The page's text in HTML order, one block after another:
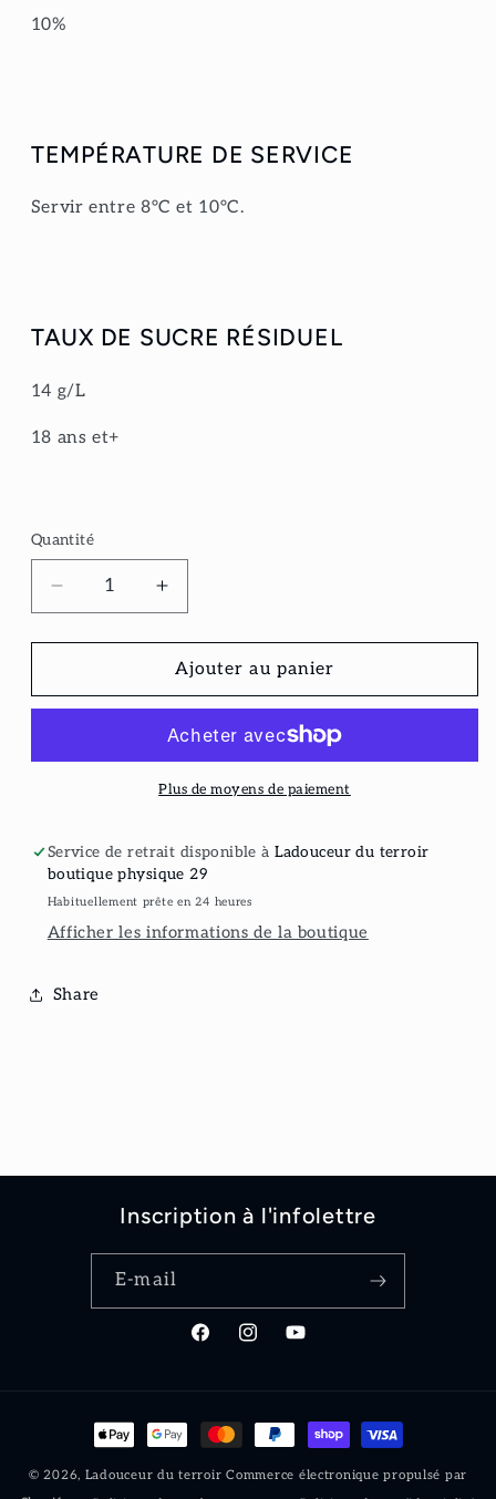
10%
TEMPÉRATURE DE SERVICE
Servir entre 8°C et 10°C.
TAUX DE SUCRE RÉSIDUEL
14 g/L
18 ans et+
Quantité
Réduire
la
quantité
Vin
Les
Augmenter
la
quantité
de
Vin
Monde
Les
Bulles
Ajouter au panier
Plus de moyens de paiement
Service de retrait disponible àLadouceur du terroir
boutique physique 29
Habituellement prête en 24 heures
Afficher les informations de la boutique
Share
Inscription à l'infolettre
E-mail
FacebookInstagramYouTube
Moyens
de
paiement
© 2026, Ladouceur du terroir Commerce électronique propulsé par